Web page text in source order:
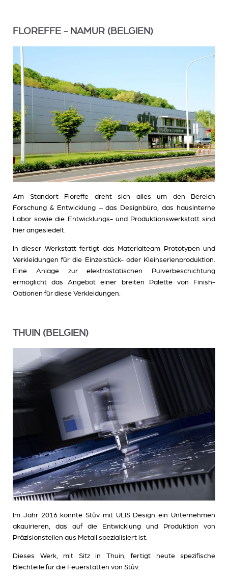
FLOREFFE - NAMUR (BELGIEN)
Am Standort Floreffe dreht sich alles um den Bereich
Forschung & Entwicklung – das Designbüro, das hausinterne
Labor sowie die Entwicklungs- und Produktionswerkstatt sind
hier angesiedelt.
In dieser Werkstatt fertigt das Materialteam Prototypen und
Verkleidungen für die Einzelstück- oder Kleinserienproduktion.
Eine Anlage zur elektrostatischen Pulverbeschichtung
ermöglicht das Angebot einer breiten Palette von Finish-
Optionen für diese Verkleidungen.
THUIN (BELGIEN)
Im Jahr 2016 konnte Stûv mit ULIS Design ein Unternehmen
akquirieren, das auf die Entwicklung und Produktion von
Präzisionsteilen aus Metall spezialisiert ist.
Dieses Werk, mit Sitz in Thuin, fertigt heute spezifische
Blechteile für die Feuerstätten von Stûv.